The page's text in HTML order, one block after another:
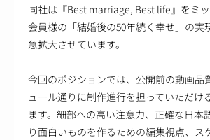
同社は『Best marriage, Best life』をミッ
会員様の「結婚後の50年続く幸せ」の実
急拡大させています。
今回のポジションでは、公開前の動画品
ュール通りに制作進行を担っていただけ
ます。細部への高い注意力、正確な日本
り面白いものを作るための編集視点、ス